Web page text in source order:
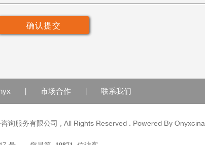
市场合作 联系我们
询服务有限公司 , All Rights Reserved . Powered By Onyxcina